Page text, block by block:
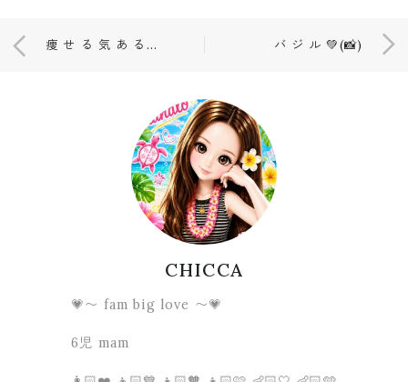
痩 せ る 気 あ る の 🖤(📸) バ ジ ル 💚(📸)
CHICCA
💗〜 fam big love 〜💗
6児 mam